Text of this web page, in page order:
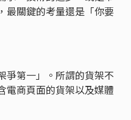
最關鍵的考量還是「你要
爭第一」。所謂的貨架不
電商頁面的貨架以及媒體